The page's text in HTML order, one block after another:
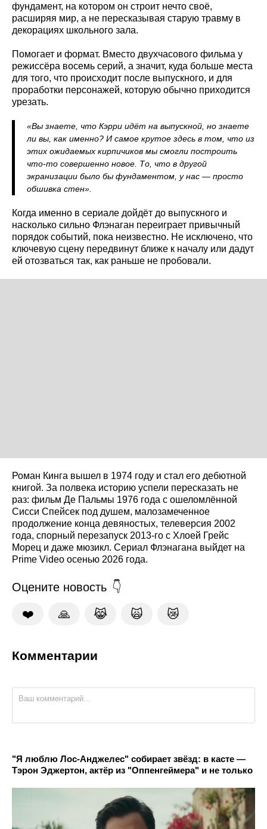
фундамент, на котором он строит нечто своё,
расширяя мир, а не пересказывая старую травму в
декорациях школьного зала.
Помогает и формат. Вместо двухчасового фильма у
режиссёра восемь серий, а значит, куда больше места
для того, что происходит после выпускного, и для
проработки персонажей, которую обычно приходится
урезать.
«Вы знаете, что Кэрри идёт на выпускной, но знаете
ли вы, как именно? И самое крутое здесь в том, что из
этих ожидаемых кирпичиков мы смогли построить
что-то совершенно новое. То, что в другой
экранизации было бы фундаментом, у нас — просто
обшивка стен».
Когда именно в сериале дойдёт до выпускного и
насколько сильно Флэнаган переиграет привычный
порядок событий, пока неизвестно. Не исключено, что
ключевую сцену передвинут ближе к началу или дадут
ей отозваться так, как раньше не пробовали.
Роман Кинга вышел в 1974 году и стал его дебютной
книгой. За полвека историю успели пересказать не
раз: фильм Де Пальмы 1976 года с ошеломлённой
Сисси Спейсек под душем, малозамеченное
продолжение конца девяностых, телеверсия 2002
года, спорный перезапуск 2013-го с Хлоей Грейс
Морец и даже мюзикл. Сериал Флэнагана выйдет на
Prime Video осенью 2026 года.
Оцените новость
❤️ 🙏 😹 🙀 😿
Комментарии
"Я люблю Лос-Анджелес" собирает звёзд: в касте —
Тэрон Эджертон, актёр из "Оппенгеймера" и не только